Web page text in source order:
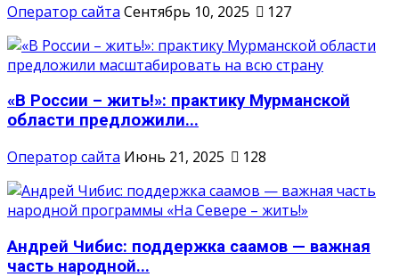
Оператор сайта Сентябрь 10, 2025 127
«В России – жить!»: практику Мурманской
области предложили...
Оператор сайта Июнь 21, 2025 128
Андрей Чибис: поддержка саамов — важная
часть народной...